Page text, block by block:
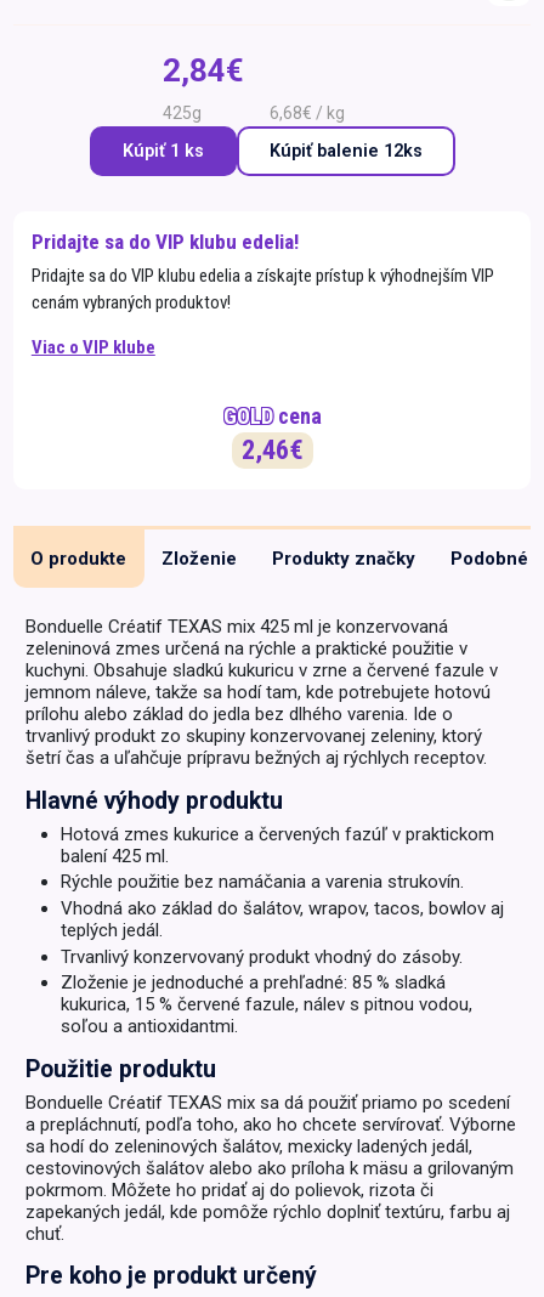
Darčekové
poukazy
Recepty
Drogéria a kozmetika
Domáci miláčikovia
Lekáreň
2,84€
425g 6,68€ / kg
Kúpiť 1 ks Kúpiťbalenie 12ks
Pridajte sa do VIP klubu edelia!
Pridajte sa do VIP klubu edelia a získajte prístup k výhodnejším VIP
cenám vybraných produktov!
Viac o VIP klube
GOLDcena
2,46€
O produkte Zloženie Produkty značky Podobné
Bonduelle Créatif TEXAS mix 425 ml je konzervovaná
zeleninová zmes určená na rýchle a praktické použitie v
kuchyni. Obsahuje sladkú kukuricu v zrne a červené fazule v
jemnom náleve, takže sa hodí tam, kde potrebujete hotovú
prílohu alebo základ do jedla bez dlhého varenia. Ide o
trvanlivý produkt zo skupiny konzervovanej zeleniny, ktorý
šetrí čas a uľahčuje prípravu bežných aj rýchlych receptov.
Hlavné výhody produktu
Hotová zmes kukurice a červených fazúľ v praktickom
balení 425 ml.
Rýchle použitie bez namáčania a varenia strukovín.
Vhodná ako základ do šalátov, wrapov, tacos, bowlov aj
teplých jedál.
Trvanlivý konzervovaný produkt vhodný do zásoby.
Zloženie je jednoduché a prehľadné: 85 % sladká
kukurica, 15 % červené fazule, nálev s pitnou vodou,
soľou a antioxidantmi.
Použitie produktu
Bonduelle Créatif TEXAS mix sa dá použiť priamo po scedení
a prepláchnutí, podľa toho, ako ho chcete servírovať. Výborne
sa hodí do zeleninových šalátov, mexicky ladených jedál,
cestovinových šalátov alebo ako príloha k mäsu a grilovaným
pokrmom. Môžete ho pridať aj do polievok, rizota či
zapekaných jedál, kde pomôže rýchlo doplniť textúru, farbu aj
chuť.
Pre koho je produkt určený